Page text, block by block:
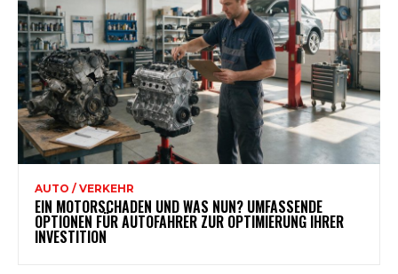
AUTO / VERKEHR
EIN MOTORSCHADEN UND WAS NUN? UMFASSENDE
OPTIONEN FÜR AUTOFAHRER ZUR OPTIMIERUNG IHRER
INVESTITION